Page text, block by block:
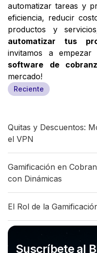
automatizar tareas y
eficiencia, reducir
productos y
automatizar tus
invitamos a
software de
mercado!
Reciente
Quitas y Descuentos:
el VPN
Gamificación en
con Dinámicas
El Rol de la
Suscríbete al